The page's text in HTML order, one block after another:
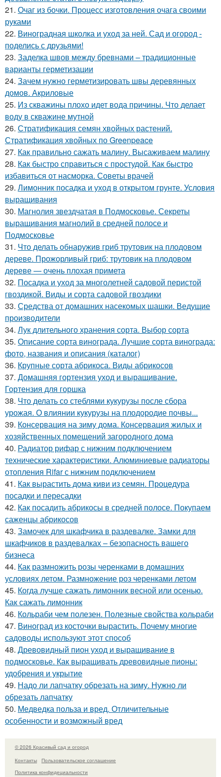
21. Очаг из бочки. Процесс изготовления очага своими
руками
22. Виноградная школка и уход за ней. Сад и огород -
поделись с друзьями!
23. Заделка швов между бревнами – традиционные
варианты герметизации
24. Зачем нужно герметизировать швы деревянных
домов. Акриловые
25. Из скважины плохо идет вода причины. Что делает
воду в скважине мутной
26. Стратификация семян хвойных растений.
Стратификация хвойных по Greenpeace
27. Как правильно сажать малину. Высаживаем малину
28. Как быстро справиться с простудой. Как быстро
избавиться от насморка. Советы врачей
29. Лимонник посадка и уход в открытом грунте. Условия
выращивания
30. Магнолия звездчатая в Подмосковье. Секреты
выращивания магнолий в средней полосе и
Подмосковье
31. Что делать обнаружив гриб трутовик на плодовом
дереве. Прожорливый гриб: трутовик на плодовом
дереве — очень плохая примета
32. Посадка и уход за многолетней садовой перистой
гвоздикой. Виды и сорта садовой гвоздики
33. Средства от домашних насекомых шашки. Ведущие
производители
34. Лук длительного хранения сорта. Выбор сорта
35. Описание сорта винограда. Лучшие сорта винограда:
фото, названия и описания (каталог)
36. Крупные сорта абрикоса. Виды абрикосов
37. Домашняя гортензия уход и выращивание.
Гортензия для горшка
38. Что делать со стеблями кукурузы после сбора
урожая. О влиянии кукурузы на плодородие почвы...
39. Консервация на зиму дома. Консервация жилых и
хозяйственных помещений загородного дома
40. Радиатор рифар с нижним подключением
технические характеристики. Алюминиевые радиаторы
отопления Rifar с нижним подключением
41. Как вырастить дома киви из семян. Процедура
посадки и пересадки
42. Как посадить абрикосы в средней полосе. Покупаем
саженцы абрикосов
43. Замочек для шкафчика в раздевалке. Замки для
шкафчиков в раздевалках – безопасность вашего
бизнеса
44. Как размножить розы черенками в домашних
условиях летом. Размножение роз черенками летом
45. Когда лучше сажать лимонник весной или осенью.
Как сажать лимонник
46. Кольраби чем полезен. Полезные свойства кольраби
47. Виноград из косточки вырастить. Почему многие
садоводы используют этот способ
48. Древовидный пион уход и выращивание в
подмосковье. Как выращивать древовидные пионы:
удобрения и укрытие
49. Надо ли лапчатку обрезать на зиму. Нужно ли
обрезать лапчатку
50. Медведка польза и вред. Отличительные
особенности и возможный вред
© 2026 Красивый сад и огород
Контакты
Пользовательское соглашение
Политика конфидециальности